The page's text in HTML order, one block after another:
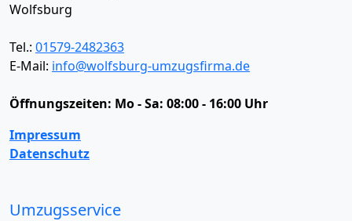
Wolfsburg
Tel.: 01579-2482363
E-Mail: info@wolfsburg-umzugsfirma.de
Öffnungszeiten: Mo - Sa: 08:00 - 16:00 Uhr
Impressum
Datenschutz
Umzugsservice